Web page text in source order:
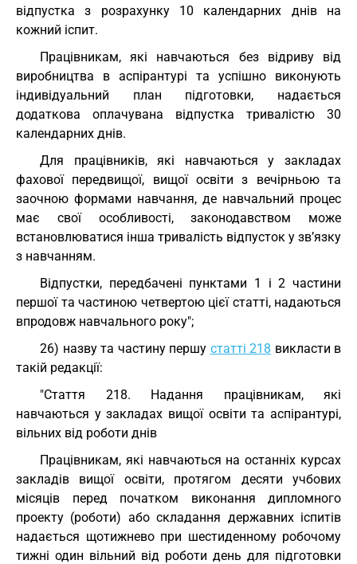
відпустка з розрахунку 10 календарних днів на
кожний іспит.
Працівникам, які навчаються без відриву від
виробництва в аспірантурі та успішно виконують
індивідуальний план підготовки, надається
додаткова оплачувана відпустка тривалістю 30
календарних днів.
Для працівників, які навчаються у закладах
фахової передвищої, вищої освіти з вечірньою та
заочною формами навчання, де навчальний процес
має свої особливості, законодавством може
встановлюватися інша тривалість відпусток у зв’язку
з навчанням.
Відпустки, передбачені пунктами 1 і 2 частини
першої та частиною четвертою цієї статті, надаються
впродовж навчального року";
26) назву та частину першу статті 218 викласти в
такій редакції:
"Стаття 218. Надання працівникам, які
навчаються у закладах вищої освіти та аспірантурі,
вільних від роботи днів
Працівникам, які навчаються на останніх курсах
закладів вищої освіти, протягом десяти учбових
місяців перед початком виконання дипломного
проекту (роботи) або складання державних іспитів
надається щотижнево при шестиденному робочому
тижні один вільний від роботи день для підготовки